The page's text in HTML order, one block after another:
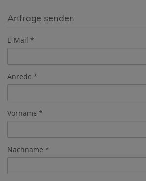
Anfrage senden
E-Mail
Anrede
Vorname
Nachname